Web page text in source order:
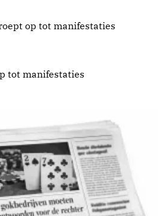
op tot manifestaties
tot manifestaties